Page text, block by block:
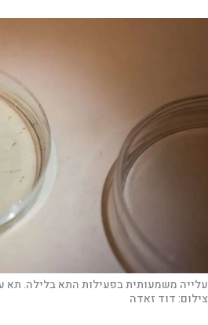
עלייה משמעותית בפעילות התא בלילה. תא
צילום:דוד זאדה